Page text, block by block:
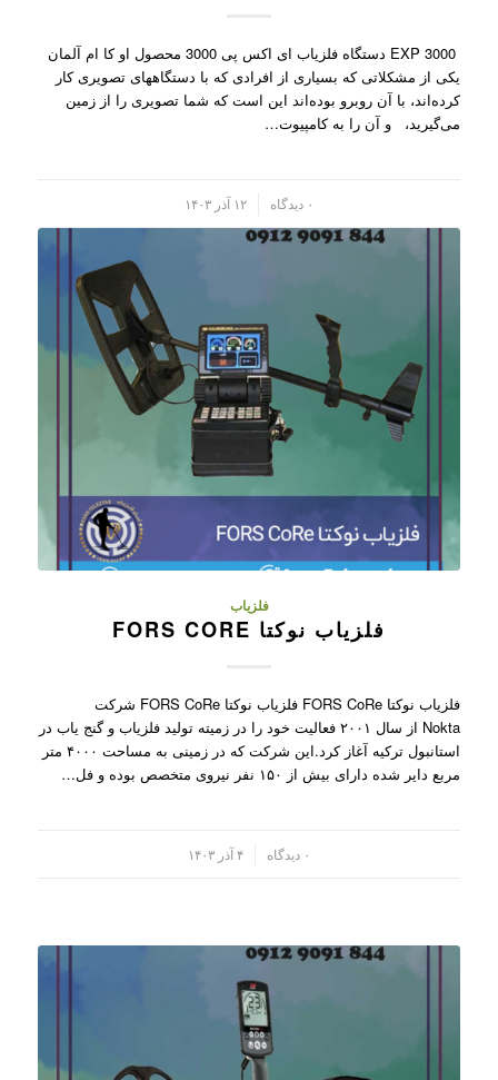
EXP 3000 دستگاه فلزیاب ای اکس پی 3000 محصول او کا ام آلمان
یکی از مشکلاتی که بسیاری از افرادی که با دستگاههای تصویری کار
کرده‌اند، با آن روبرو بوده‌اند این است که شما تصویری را از زمین
می‌گیرید، و آن را به کامپیو‌ت…
۰ دیدگاه ۱۲ آذر ۱۴۰۳
فلزیاب
فلزیاب نوکتا FORS CORE
فلزیاب نوکتا FORS CoRe فلزیاب نوکتا FORS CoRe شرکت
Nokta از سال ۲۰۰۱ فعالیت خود را در زمیته تولید فلزیاب و گنج یاب در
استانبول ترکیه آغاز کرد.این شرکت که در زمینی به مساحت ۴۰۰۰ متر
مربع دایر شده دارای بیش از ۱۵۰ نفر نیروی متخصص بوده و فل…
۰ دیدگاه ۴ آذر ۱۴۰۳